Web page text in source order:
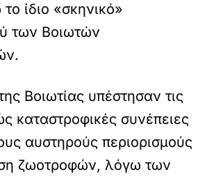
ίδιο «σκηνικό»
των Βοιωτών
Βοιωτίας υπέστησαν τις
καταστροφικές συνέπειες
αυστηρούς περιορισμούς
ζωοτροφών, λόγω των